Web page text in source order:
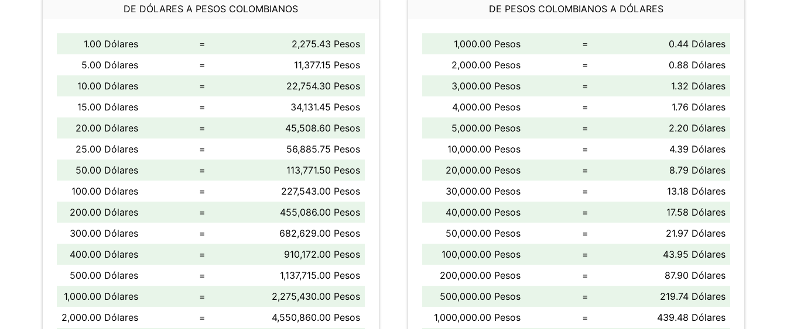
DE DÓLARES A PESOS COLOMBIANOS
1.00 Dólares =
2,275.43 Pesos
5.00 Dólares
=
11,377.15 Pesos
10.00 Dólares
=
22,754.30 Pesos
15.00 Dólares
=
34,131.45 Pesos
20.00 Dólares
=
45,508.60 Pesos
25.00 Dólares
=
56,885.75 Pesos
50.00 Dólares
=
113,771.50 Pesos
100.00 Dólares
=
227,543.00 Pesos
200.00 Dólares
=
455,086.00 Pesos
300.00 Dólares
=
682,629.00 Pesos
400.00 Dólares
=
910,172.00 Pesos
500.00 Dólares
=
1,137,715.00 Pesos
1,000.00 Dólares
=
2,275,430.00 Pesos
2,000.00 Dólares
= 4,550,860.00 Pesos
DE PESOS COLOMBIANOS A DÓLARES
1,000.00 Pesos =
0.44 Dólares
2,000.00 Pesos
=
0.88 Dólares
3,000.00 Pesos
=
1.32 Dólares
4,000.00 Pesos
=
1.76 Dólares
5,000.00 Pesos
=
2.20 Dólares
10,000.00 Pesos
=
4.39 Dólares
20,000.00 Pesos
=
8.79 Dólares
30,000.00 Pesos
=
13.18 Dólares
40,000.00 Pesos
=
17.58 Dólares
50,000.00 Pesos
=
21.97 Dólares
100,000.00 Pesos
=
43.95 Dólares
200,000.00 Pesos
=
87.90 Dólares
500,000.00 Pesos
=
219.74 Dólares
1,000,000.00 Pesos
= 439.48 Dólares